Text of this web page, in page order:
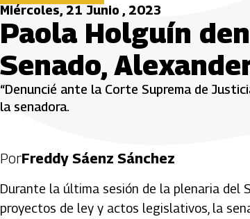
Miércoles, 21 Junio , 2023
Paola Holguín
Senado,
“Denuncié ante la Corte Suprema de
la senadora.
PorFreddy Sáenz Sánchez
Durante la última sesión de la plenaria del
proyectos de ley y actos legislativos, la